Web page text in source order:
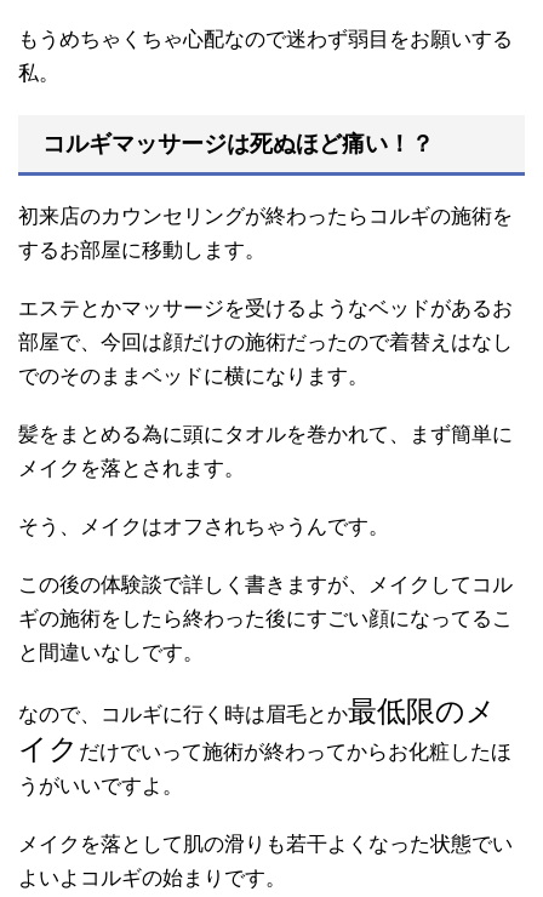
もうめちゃくちゃ心配なので迷わず弱目をお願いする
私。
コルギマッサージは死ぬほど痛い！？
初来店のカウンセリングが終わったらコルギの施術を
するお部屋に移動します。
エステとかマッサージを受けるようなベッドがあるお
部屋で、今回は顔だけの施術だったので着替えはなし
でのそのままベッドに横になります。
髪をまとめる為に頭にタオルを巻かれて、まず簡単に
メイクを落とされます。
そう、メイクはオフされちゃうんです。
この後の体験談で詳しく書きますが、メイクしてコル
ギの施術をしたら終わった後にすごい顔になってるこ
と間違いなしです。
なので、コルギに行く時は眉毛とか最低限のメ
イク だけでいって施術が終わってからお化粧したほ
うがいいですよ。
メイクを落として肌の滑りも若干よくなった状態でい
よいよコルギの始まりです。